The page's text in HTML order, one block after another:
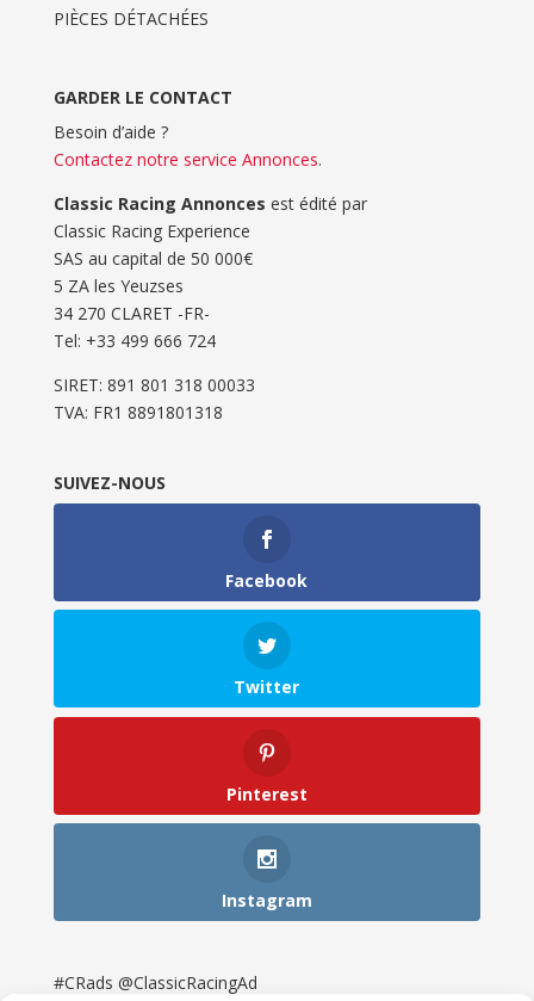
PIÈCES DÉTACHÉES
GARDER LE CONTACT
Besoin d’aide ?
Contactez notre service Annonces.
Classic Racing Annonces est édité par
Classic Racing Experience
SAS au capital de 50 000€
5 ZA les Yeuzses
34 270 CLARET -FR-
Tel: ‭+33 499 666 724‬
SIRET: 891 801 318 00033
TVA: FR1 8891801318
SUIVEZ-NOUS
Facebook
Twitter
Pinterest
Instagram
#CRads @ClassicRacingAd